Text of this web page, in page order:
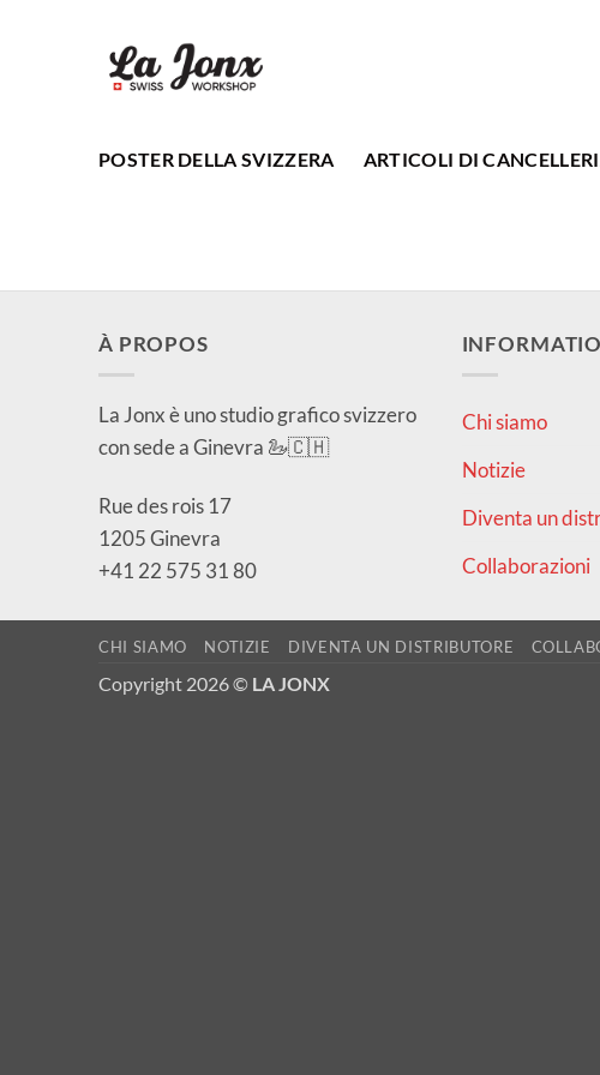
POSTER DELLA SVIZZERA ARTICOLI DI
À PROPOS
La Jonx è uno studio grafico svizzero
con sede a Ginevra 🦢🇨🇭
Rue des rois 17
1205 Ginevra
+41 22 575 31 80
Chi siamo
Notizie
Diventa un
Collaborazioni
CHI SIAMO NOTIZIE DIVENTA UN DISTRIBUTORE
Copyright 2026 © LA JONX